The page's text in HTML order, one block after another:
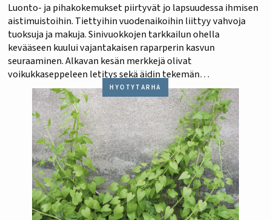
Luonto- ja pihakokemukset piirtyvät jo lapsuudessa ihmisen
aistimuistoihin. Tiettyihin vuodenaikoihin liittyy vahvoja
tuoksuja ja makuja. Sinivuokkojen tarkkailun ohella
kevääseen kuului vajantakaisen raparperin kasvun
seuraaminen. Alkavan kesän merkkejä olivat
voikukkaseppeleen letitys sekä äidin tekemän
raparperikiisselin maistelu.HYÖTYTARHA